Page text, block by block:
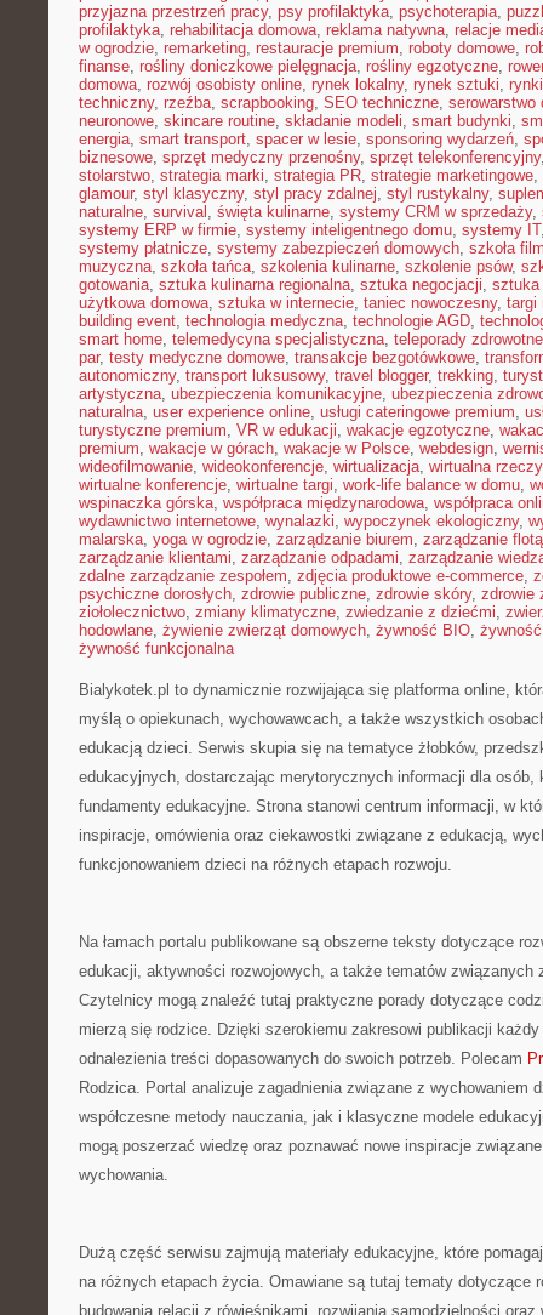
przyjazna przestrzeń pracy, psy profilaktyka, psychoterapia,
profilaktyka, rehabilitacja domowa, reklama natywna, relacje
w ogrodzie, remarketing, restauracje premium, roboty domowe,
finanse, rośliny doniczkowe pielęgnacja, rośliny egzotyczne,
domowa, rozwój osobisty online, rynek lokalny, rynek sztuki,
techniczny, rzeźba, scrapbooking, SEO techniczne, serowarstwo
neuronowe, skincare routine, składanie modeli, smart budynki,
energia, smart transport, spacer w lesie, sponsoring wydarzeń,
biznesowe, sprzęt medyczny przenośny, sprzęt telekonferencyjny
stolarstwo, strategia marki, strategia PR, strategie marketingowe,
glamour, styl klasyczny, styl pracy zdalnej, styl rustykalny,
naturalne, survival , święta kulinarne, systemy CRM w sprzedaży,
systemy ERP w firmie, systemy inteligentnego domu, systemy IT
systemy płatnicze, systemy zabezpieczeń domowych, szkoła
muzyczna, szkoła tańca, szkolenia kulinarne, szkolenie psów,
gotowania, sztuka kulinarna regionalna, sztuka negocjacji, sztuka
użytkowa domowa, sztuka w internecie, taniec nowoczesny, targi
building event, technologia medyczna, technologie AGD,
smart home, telemedycyna specjalistyczna, teleporady zdrowotne
par, testy medyczne domowe, transakcje bezgotówkowe,
autonomiczny, transport luksusowy, travel blogger, trekking,
artystyczna, ubezpieczenia komunikacyjne, ubezpieczenia
naturalna, user experience online, usługi cateringowe premium,
turystyczne premium, VR w edukacji, wakacje egzotyczne,
premium, wakacje w górach, wakacje w Polsce, webdesign,
wideofilmowanie, wideokonferencje, wirtualizacja, wirtualna
wirtualne konferencje, wirtualne targi, work-life balance w domu,
wspinaczka górska, współpraca międzynarodowa, współpraca
wydawnictwo internetowe, wynalazki, wypoczynek ekologiczny,
malarska, yoga w ogrodzie, zarządzanie biurem, zarządzanie flotą
zarządzanie klientami, zarządzanie odpadami, zarządzanie
zdalne zarządzanie zespołem, zdjęcia produktowe e-commerce,
psychiczne dorosłych, zdrowie publiczne, zdrowie skóry, zdrowie
ziołolecznictwo, zmiany klimatyczne, zwiedzanie z dziećmi,
hodowlane, żywienie zwierząt domowych, żywność BIO,
żywność funkcjonalna
Bialykotek.pl to dynamicznie rozwijająca się platforma online,
myślą o opiekunach, wychowawcach, a także wszystkich
edukacją dzieci. Serwis skupia się na tematyce żłobków,
edukacyjnych, dostarczając merytorycznych informacji dla osób,
fundamenty edukacyjne. Strona stanowi centrum informacji, w
inspiracje, omówienia oraz ciekawostki związane z edukacją,
funkcjonowaniem dzieci na różnych etapach rozwoju.
Na łamach portalu publikowane są obszerne teksty dotyczące
edukacji, aktywności rozwojowych, a także tematów związanych
Czytelnicy mogą znaleźć tutaj praktyczne porady dotyczące
mierzą się rodzice. Dzięki szerokiemu zakresowi publikacji
odnalezienia treści dopasowanych do swoich potrzeb. Polecam
Rodzica. Portal analizuje zagadnienia związane z wychowaniem
współczesne metody nauczania, jak i klasyczne modele
mogą poszerzać wiedzę oraz poznawać nowe inspiracje
wychowania.
Dużą część serwisu zajmują materiały edukacyjne, które
na różnych etapach życia. Omawiane są tutaj tematy dotyczące
budowania relacji z rówieśnikami, rozwijania samodzielności